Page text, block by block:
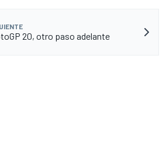
20, otro paso adelante